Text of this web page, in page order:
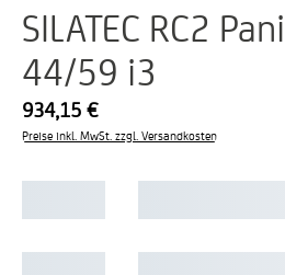
SILATEC RC2
44/59 i3
934,15 €
Preise inkl. MwSt. zzgl. Versandkosten